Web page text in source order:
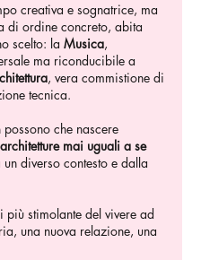
creativa e sognatrice, ma
di ordine concreto, abita
scelto: la Musica,
ma riconducibile a
, vera commistione di
tecnica.
che nascere
mai uguali a se
diverso contesto e dalla
stimolante del vivere ad
una nuova relazione, una